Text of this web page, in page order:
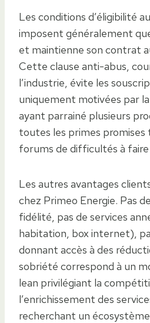
Les conditions d’éligibilité
imposent généralement
et maintienne son contrat
Cette clause anti-abus,
l’industrie, évite les
uniquement motivées par
ayant parrainé plusieurs
toutes les primes promises
forums de difficultés à
Les autres avantages
chez Primeo Energie. Pas
fidélité, pas de services
habitation, box internet),
donnant accès à des
sobriété correspond à un
lean privilégiant la
l’enrichissement des
recherchant un